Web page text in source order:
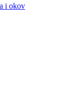
i okov